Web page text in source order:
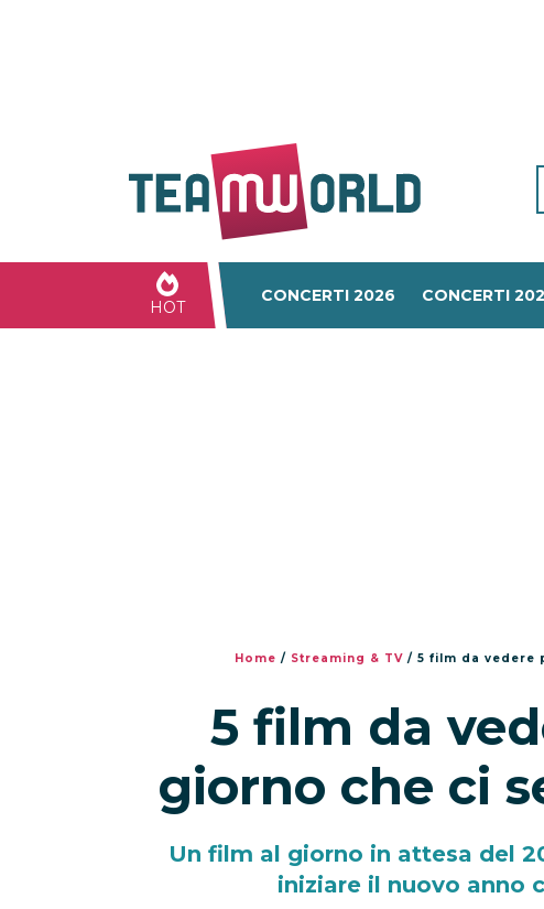
HOT
CONCERTI 2026 CONCERTI
Home / Streaming & TV/ 5 film da vedere
5 film da
giorno che ci
Un film al giorno in attesa del
iniziare il nuovo anno